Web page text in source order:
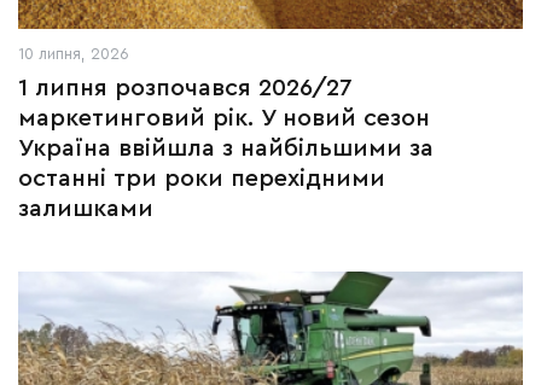
10 липня, 2026
1 липня розпочався 2026/27
маркетинговий рік. У новий сезон
Україна ввійшла з найбільшими за
останні три роки перехідними
залишками